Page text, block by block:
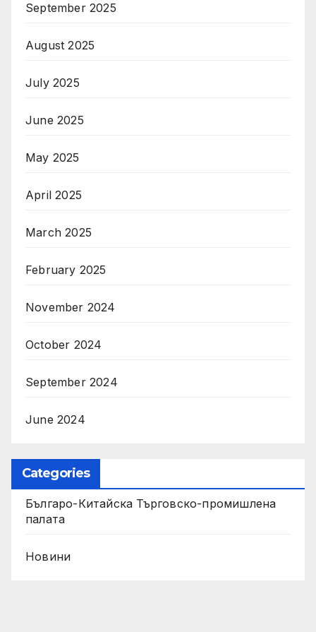
September 2025
August 2025
July 2025
June 2025
May 2025
April 2025
March 2025
February 2025
November 2024
October 2024
September 2024
June 2024
Categories
Българо-Китайска Търговско-промишлена
палaта
Новини